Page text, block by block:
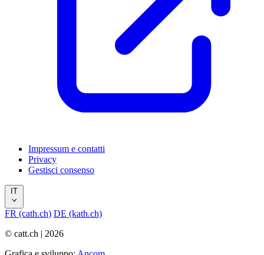
Impressum e contatti
Privacy
Gestisci consenso
IT
FR (cath.ch) DE (kath.ch)
© catt.ch | 2026